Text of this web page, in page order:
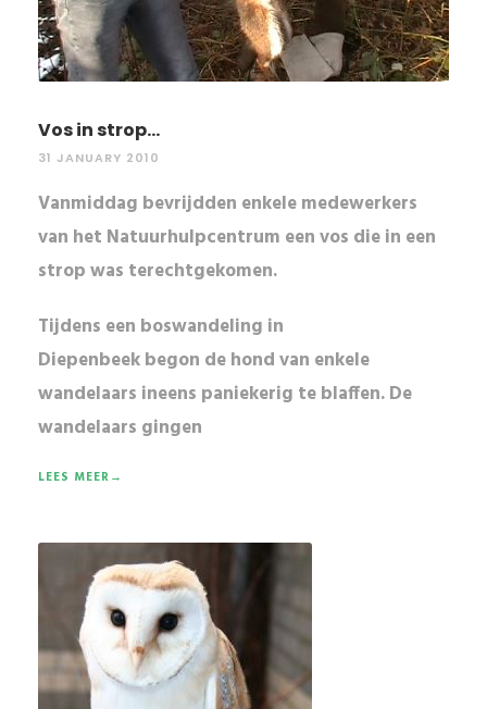
Vos in strop...
31 JANUARY 2010
Vanmiddag bevrijdden enkele medewerkers
van het Natuurhulpcentrum een vos die in een
strop was terechtgekomen.
Tijdens een boswandeling in
Diepenbeekbegon de hond van enkele
wandelaars ineens paniekerig te blaffen. De
wandelaars gingen
LEES MEER→